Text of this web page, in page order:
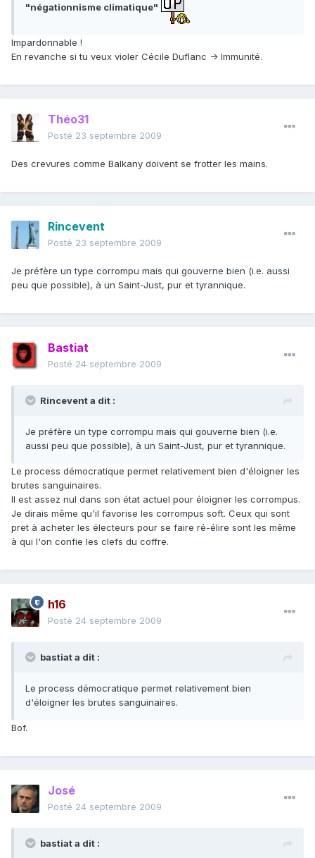
"négationnisme climatique"
Impardonnable !
En revanche si tu veux violer Cécile Duflanc -> Immunité.
Théo31
Posté 23 septembre 2009
Des crevures comme Balkany doivent se frotter les mains.
Rincevent
Posté 23 septembre 2009
Je préfère un type corrompu mais qui gouverne bien (i.e. aussi
peu que possible), à un Saint-Just, pur et tyrannique.
Bastiat
Posté 24 septembre 2009
Rincevent a dit :
Je préfère un type corrompu mais qui gouverne bien (i.e.
aussi peu que possible), à un Saint-Just, pur et tyrannique.
Le process démocratique permet relativement bien d'éloigner les
brutes sanguinaires.
Il est assez nul dans son état actuel pour éloigner les corrompus.
Je dirais même qu'il favorise les corrompus soft. Ceux qui sont
pret à acheter les électeurs pour se faire ré-élire sont les même
à qui l'on confie les clefs du coffre.
h16
Posté 24 septembre 2009
bastiat a dit :
Le process démocratique permet relativement bien
d'éloigner les brutes sanguinaires.
Bof.
José
Posté 24 septembre 2009
bastiat a dit :